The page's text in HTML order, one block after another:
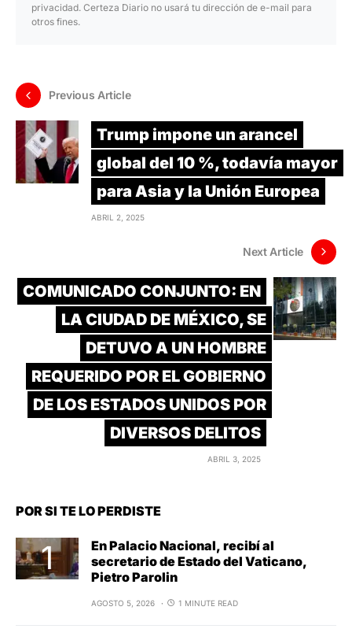
privacidad. Certeza Diario no usará tu dirección de e-mail para
otros fines.
Previous Article
Trump impone un arancel
global del 10 %, todavía mayor
para Asia y la Unión Europea
ABRIL 2, 2025
Next Article
COMUNICADO CONJUNTO: EN
LA CIUDAD DE MÉXICO, SE
DETUVO A UN HOMBRE
REQUERIDO POR EL GOBIERNO
DE LOS ESTADOS UNIDOS POR
DIVERSOS DELITOS
ABRIL 3, 2025
POR SI TE LO PERDISTE
En Palacio Nacional, recibí al
secretario de Estado del Vaticano,
Pietro Parolin
AGOSTO 5, 2026 1 MINUTE READ